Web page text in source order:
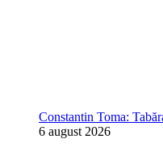
Constantin Toma:
6 august 2026